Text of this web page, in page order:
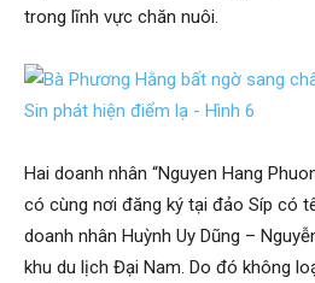
trong lĩnh vực chăn nuôi.
Hai doanh nhân “Nguyen Hang
có cùng nơi đăng ký tại đảo Síp có
doanh nhân Huỳnh Uy Dũng –
khu du lịch Đại Nam. Do đó không